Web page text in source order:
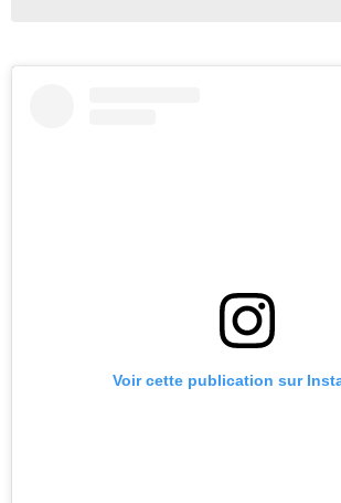
Voir cette publication sur